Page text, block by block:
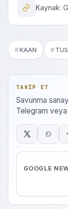
Kaynak:
KAAN
TAKIP ET
Savunma
Telegram
GOOGLE